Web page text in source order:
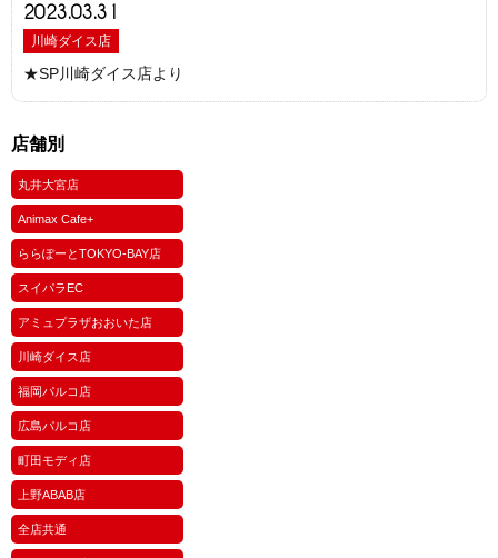
2023.03.31
川崎ダイス店
★SP川崎ダイス店より
店舗別
丸井大宮店
Animax Cafe+
ららぽーとTOKYO-BAY店
スイパラEC
アミュプラザおおいた店
川崎ダイス店
福岡パルコ店
広島パルコ店
町田モディ店
上野ABAB店
全店共通